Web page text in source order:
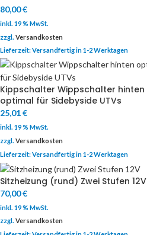
80,00€
inkl. 19 % MwSt.
zzgl. Versandkosten
Lieferzeit:Versandfertig in 1-2 Werktagen
Kippschalter Wippschalter hinten
optimal für Sidebyside UTVs
25,01€
inkl. 19 % MwSt.
zzgl. Versandkosten
Lieferzeit:Versandfertig in 1-2 Werktagen
Sitzheizung (rund) Zwei Stufen 12V
70,00€
inkl. 19 % MwSt.
zzgl. Versandkosten